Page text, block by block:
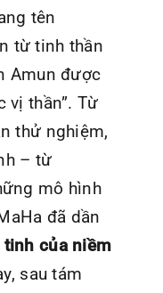
tên
từ tinh thần
Amun được
vị thần”. Từ
thử nghiệm,
– từ
mô hình
đã dần
tinh của niềm
sau tám